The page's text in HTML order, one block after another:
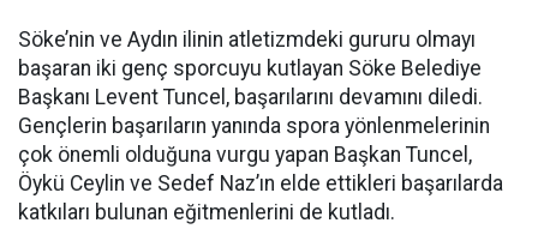
Söke’nin ve Aydın ilinin atletizmdeki gururu olmayı
başaran iki genç sporcuyu kutlayan Söke Belediye
Başkanı Levent Tuncel, başarılarını devamını diledi.
Gençlerin başarıların yanında spora yönlenmelerinin
çok önemli olduğuna vurgu yapan Başkan Tuncel,
Öykü Ceylin ve Sedef Naz’ın elde ettikleri başarılarda
katkıları bulunan eğitmenlerini de kutladı.